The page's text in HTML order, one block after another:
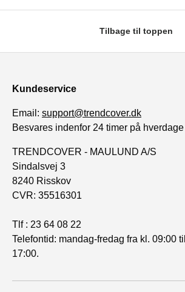
Tilbage til toppen
Kundeservice
Email: support@trendcover.dk
Besvares indenfor 24 timer på hverdage
TRENDCOVER - MAULUND A/S
Sindalsvej 3
8240 Risskov
CVR: 35516301
Tlf : 23 64 08 22
Telefontid: mandag-fredag fra kl. 09:00
17:00.